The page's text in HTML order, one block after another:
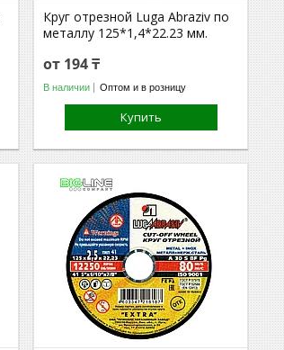
Круг отрезной Luga Abraziv по
металлу 125*1,4*22.23 мм.
от 194 ₸
В наличии Оптом и в розницу
Купить